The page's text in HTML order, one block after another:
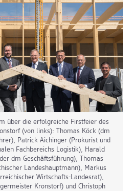
über die erfolgreiche Firstfeier des
(von links): Thomas Köck (dm
Patrick Aichinger (Prokurist und
Fachbereichs Logistik), Harald
dm Geschäftsführung), Thomas
Landeshauptmann), Markus
Wirtschafts-Landesrat),
Kronstorf) und Christoph